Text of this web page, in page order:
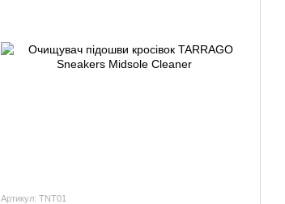
Артикул: TNT01